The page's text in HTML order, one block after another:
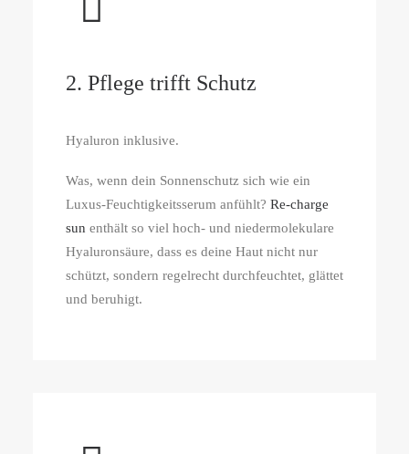
2. Pflege trifft Schutz
Hyaluron inklusive.
Was, wenn dein Sonnenschutz sich wie ein
Luxus-Feuchtigkeitsserum anfühlt? Re-charge
sun enthält so viel hoch- und niedermolekulare
Hyaluronsäure, dass es deine Haut nicht nur
schützt, sondern regelrecht durchfeuchtet, glättet
und beruhigt.